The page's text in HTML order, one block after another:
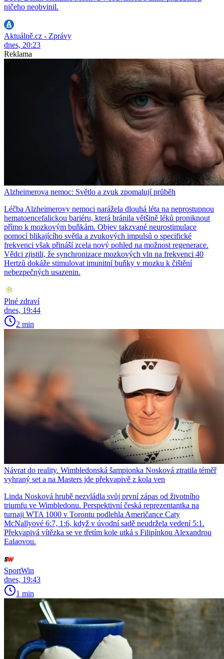
ničeho neobvinil.
Aktuálně.cz - Zprávy
dnes, 20:23
Reklama
Alzheimerova nemoc: Světlo a zvuk zpomalují průběh
Léčba Alzheimerovy nemoci narážela dlouhá léta na neprostupnou
hematoencefalickou bariéru, která bránila většině léků proniknout
přímo k mozkovým buňkám. Objev takzvané neurostimulace
pomocí blikajícího světla a zvukových impulsů o specifické
frekvenci však přináší zcela nový pohled na možnost regenerace.
Vědci zjistili, že synchronizace mozkových vln na frekvenci 40
Hertzů dokáže stimulovat imunitní buňky v mozku k čištění
nebezpečných usazenin.
Plné zdraví
dnes, 19:44
2 min
Návrat do reality. Wimbledonská šampionka Nosková ztratila téměř
vyhraný set a na Masters jde překvapivě z kola ven
Linda Nosková hrubě nezvládla svůj první zápas od životního
triumfu ve Wimbledonu. Perspektivní česká reprezentantka na
turnaji WTA 1000 v Torontu podlehla Američance Caty
McNallyové 6:7, 1:6, když v úvodní sadě neudržela vedení 5:1.
Překvapivá vítězka se ve třetím kole utká s Filipínkou Alexandrou
Ealaovou.
SportWin
dnes, 19:43
1 min